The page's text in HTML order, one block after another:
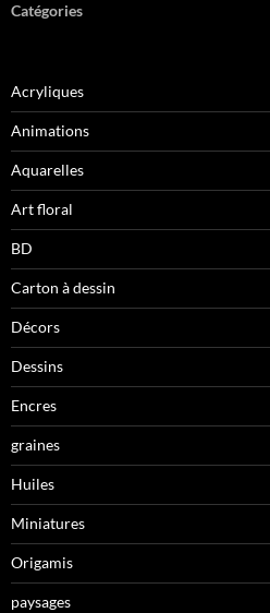
Catégories
Acryliques
Animations
Aquarelles
Art floral
BD
Carton à dessin
Décors
Dessins
Encres
graines
Huiles
Miniatures
Origamis
paysages